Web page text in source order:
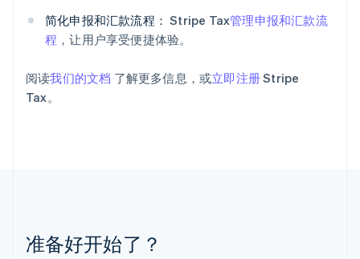
简化申报和汇款流程： Stripe Tax管理申报和汇款流
程 ，让用户享受便捷体验。
阅读我们的文档 了解更多信息，或立即注册Stripe
Tax。
准备好开始了？
English
列支敦士登
DeutschEnglish
FrançaisDeutschEnglish
罗马尼亚
墨西哥
EspañolEnglish